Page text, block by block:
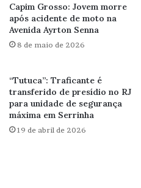
Capim Grosso: Jovem morre
após acidente de moto na
Avenida Ayrton Senna
8 de maio de 2026
“Tutuca”: Traficante é
transferido de presídio no RJ
para unidade de segurança
máxima em Serrinha
19 de abril de 2026